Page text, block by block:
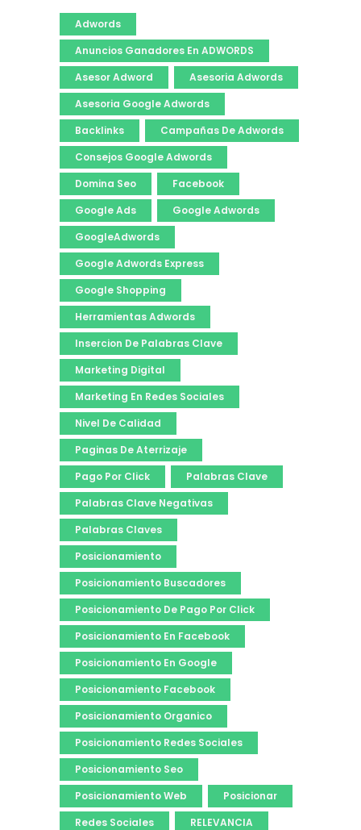
Adwords
Anuncios Ganadores En ADWORDS
Asesor Adword
Asesoria Adwords
Asesoria Google Adwords
Backlinks
Campañas De Adwords
Consejos Google Adwords
Domina Seo
Facebook
Google Ads
Google Adwords
GoogleAdwords
Google Adwords Express
Google Shopping
Herramientas Adwords
Insercion De Palabras Clave
Marketing Digital
Marketing En Redes Sociales
Nivel De Calidad
Paginas De Aterrizaje
Pago Por Click
Palabras Clave
Palabras Clave Negativas
Palabras Claves
Posicionamiento
Posicionamiento Buscadores
Posicionamiento De Pago Por Click
Posicionamiento En Facebook
Posicionamiento En Google
Posicionamiento Facebook
Posicionamiento Organico
Posicionamiento Redes Sociales
Posicionamiento Seo
Posicionamiento Web
Posicionar
Redes Sociales
RELEVANCIA